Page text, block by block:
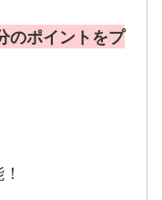
のポイントをプ